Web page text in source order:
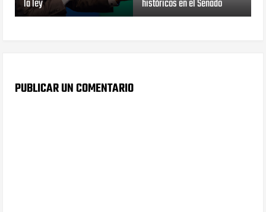
la ley históricos en el Senado
PUBLICAR UN COMENTARIO